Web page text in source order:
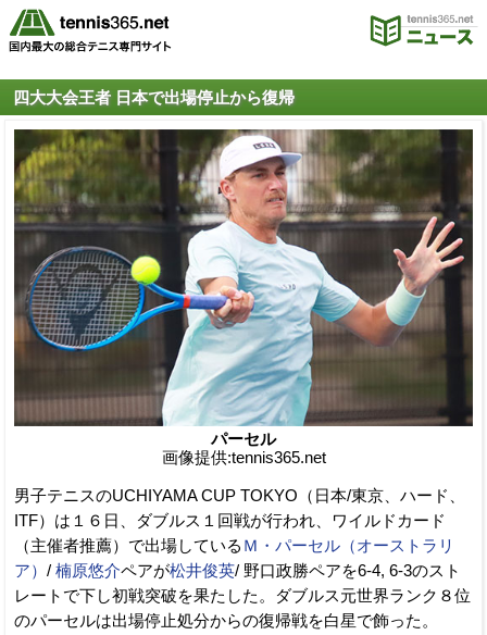
四大大会王者 日本で出場停止から復帰
パーセル
画像提供:tennis365.net
男子テニスのUCHIYAMA CUP TOKYO（日本/東京、ハード、
ITF）は１６日、ダブルス１回戦が行われ、ワイルドカード
（主催者推薦）で出場している Ｍ・パーセル（オーストラリ
ア） / 楠原悠介ペアが松井俊英/ 野口政勝ペアを6-4, 6-3のスト
レートで下し初戦突破を果たした。ダブルス元世界ランク８位
のパーセルは出場停止処分からの復帰戦を白星で飾った。